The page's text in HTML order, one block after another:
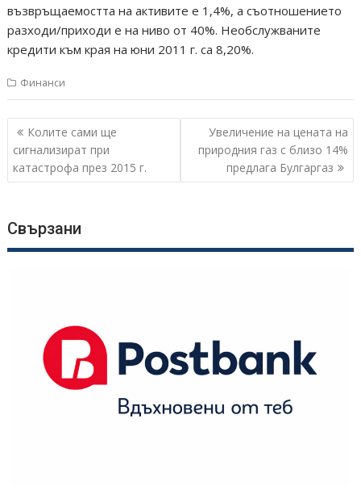
възвръщаемостта на активите е 1,4%, а съотношението
разходи/приходи е на ниво от 40%. Необслужваните
кредити към края на юни 2011 г. са 8,20%.
Финанси
Навигация
Колите сами ще
сигнализират при
катастрофа през 2015 г.
Увеличение на цената на
природния газ с близо 14%
предлага Булгаргаз
Свързани